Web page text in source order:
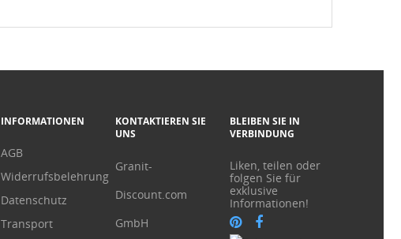
INFORMATIONEN
AGB
Widerrufsbelehrung
Datenschutz
Transport
KONTAKTIEREN SIE
UNS
Granit-
Discount.com
GmbH
BLEIBEN SIE IN
VERBINDUNG
Liken, teilen oder
folgen Sie für
exklusive
Informationen!